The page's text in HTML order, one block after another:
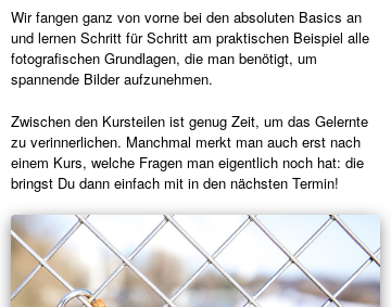
Wir fangen ganz von vorne bei den absoluten Basics an
und lernen Schritt für Schritt am praktischen Beispiel alle
fotografischen Grundlagen, die man benötigt, um
spannende Bilder aufzunehmen.
Zwischen den Kursteilen ist genug Zeit, um das Gelernte
zu verinnerlichen. Manchmal merkt man auch erst nach
einem Kurs, welche Fragen man eigentlich noch hat: die
bringst Du dann einfach mit in den nächsten Termin!